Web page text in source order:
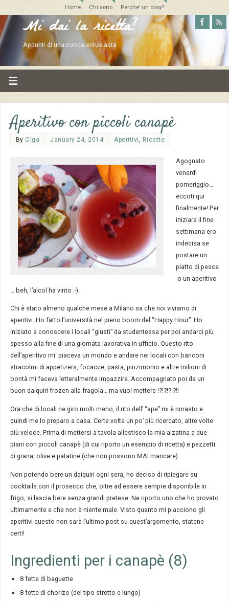
Home Chi sono Perche’ un blog?
Mi dai la ricetta?
Appunti di una cuoca entusiasta
Aperitivo con piccoli canapè
By Olga January 24, 2014 Aperitivi, Ricette
Agognato
venerdì
pomeriggio…
eccoti qui
finalmente! Per
iniziare il fine
settimana ero
indecisa se
postare un
piatto di pesce
o un aperitivo
… beh, l’alcol ha vinto :-).
Chi è stato almeno qualche mese a Milano sa che noi viviamo di
aperitivi. Ho fatto l’università nel pieno boom del “Happy Hour”. Ho
iniziato a conoscere i locali “giusti” da studentessa per poi andarci più
spesso alla fine di una giornata lavorativa in ufficio. Questo rito
dell’aperitivo mi piaceva un mondo e andare nei locali con banconi
stracolmi di appetizers, focacce, pasta, pinzimonio e altre milioni di
bontà mi faceva letteralmente impazzire. Accompagnato poi da un
buon daiquiri frozen alla fragola… ma vuoi mettere !?!?!?!?!!
Ora che di locali ne giro molti meno, il rito dell’ “ape” mi è rimasto e
quindi me lo preparo a casa. Certe volte un po’ più ricercato, altre volte
più veloce. Prima di mettersi a tavola allestisco la mia alzatina a due
piani con piccoli canapè (di cui riporto un esempio di ricetta) e pezzetti
di grana, olive e patatine (che non possono MAI mancare).
Non potendo bere un daiquiri ogni sera, ho deciso di ripiegare su
cocktails con il prosecco che, oltre ad essere sempre disponibile in
frigo, si lascia bere senza grandi pretese. Ne riporto uno che ho provato
ultimamente e che non è niente male. Visto quanto mi piacciono gli
aperitivi questo non sarà l’ultimo post su quest’argomento, statene
certi!
Ingredienti per i canapè (8)
8 fette di baguette
8 fette di chorizo (del tipo stretto e lungo)